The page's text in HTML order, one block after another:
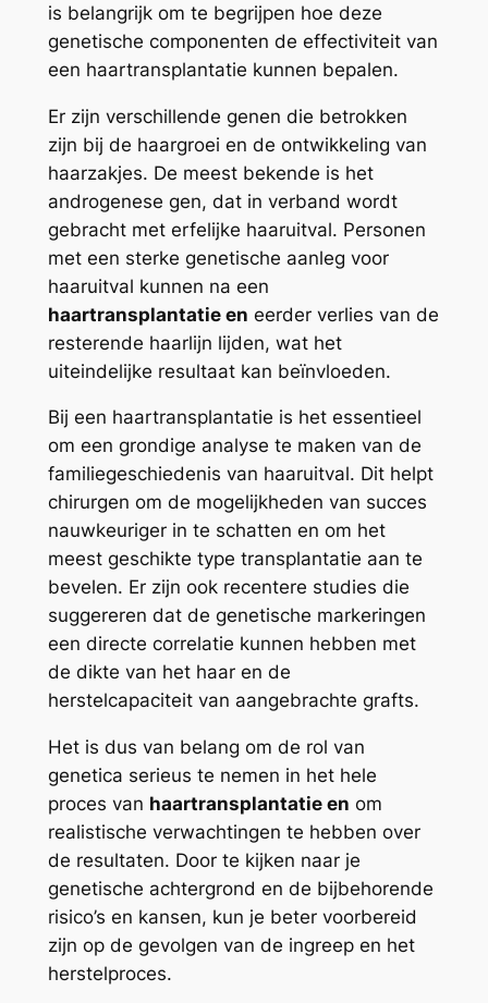
is belangrijk om te begrijpen hoe deze
genetische componenten de effectiviteit van
een haartransplantatie kunnen bepalen.
Er zijn verschillende genen die betrokken
zijn bij de haargroei en de ontwikkeling van
haarzakjes. De meest bekende is het
androgenese gen, dat in verband wordt
gebracht met erfelijke haaruitval. Personen
met een sterke genetische aanleg voor
haaruitval kunnen na een
haartransplantatie en eerder verlies van de
resterende haarlijn lijden, wat het
uiteindelijke resultaat kan beïnvloeden.
Bij een haartransplantatie is het essentieel
om een grondige analyse te maken van de
familiegeschiedenis van haaruitval. Dit helpt
chirurgen om de mogelijkheden van succes
nauwkeuriger in te schatten en om het
meest geschikte type transplantatie aan te
bevelen. Er zijn ook recentere studies die
suggereren dat de genetische markeringen
een directe correlatie kunnen hebben met
de dikte van het haar en de
herstelcapaciteit van aangebrachte grafts.
Het is dus van belang om de rol van
genetica serieus te nemen in het hele
proces van haartransplantatie en om
realistische verwachtingen te hebben over
de resultaten. Door te kijken naar je
genetische achtergrond en de bijbehorende
risico’s en kansen, kun je beter voorbereid
zijn op de gevolgen van de ingreep en het
herstelproces.